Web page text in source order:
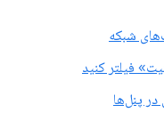
شبکه
فیلتر کنید
در پنل‌ها